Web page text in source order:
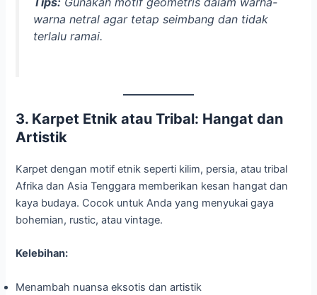
warna netral agar tetap seimbang dan tidak
terlalu ramai.
3. Karpet Etnik atau Tribal: Hangat dan
Artistik
Karpet dengan motif etnik seperti kilim, persia, atau tribal
Afrika dan Asia Tenggara memberikan kesan hangat dan
kaya budaya. Cocok untuk Anda yang menyukai gaya
bohemian, rustic, atau vintage.
Kelebihan:
Menambah nuansa eksotis dan artistik